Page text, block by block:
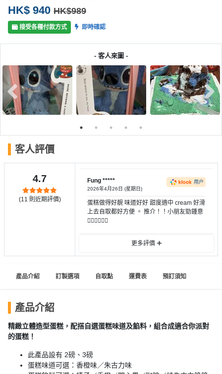
P
R
o
o
到
會
特
花
及
藝
品
製
活
搞
P
t
y
聚
生
拖
企
業
活
動
活
略
會
需
軟
夾
間
神
HK$ 940 HK$989
接受各種付款方式 即時確認
- 客人來圖 -
客人評價
4.7
(11 則近期評價)
Fung *****
2026年4月26日 (星期日)
用户
蛋糕做得好靚 味道好好 甜度適中 cream 好滑
上去自取都好方便 。 推介！！小朋友勁鍾意
👍🏻👍🏻👍🏻
更多評價
產品介紹 訂製選項 自取點 運費表 預訂須知
產品介紹
精緻立體造型蛋糕，配搭自選蛋糕味道及餡料，組合成適合你派對
的蛋糕！
此產品設有 2磅、3磅
蛋糕味道可選：香橙味／朱古力味